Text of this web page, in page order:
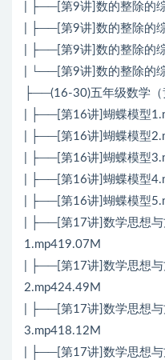
| ├──[第9讲]数的整除的
| ├──[第9讲]数的整除的
| ├──[第9讲]数的整除的
| └──[第9讲]数的整除的
├──(16-30)五年级数学（
| ├──[第16讲]蝴蝶模型
| ├──[第16讲]蝴蝶模型
| ├──[第16讲]蝴蝶模型
| ├──[第16讲]蝴蝶模型
| ├──[第16讲]蝴蝶模型
| ├──[第17讲]数学思想与
1.mp419.07M
| ├──[第17讲]数学思想与
2.mp424.49M
| ├──[第17讲]数学思想与
3.mp418.12M
| ├──[第17讲]数学思想与